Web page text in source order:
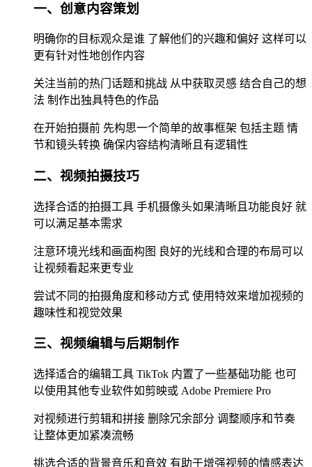
一、创意内容策划
明确你的目标观众是谁 了解他们的兴趣和偏好 这样可以
更有针对性地创作内容
关注当前的热门话题和挑战 从中获取灵感 结合自己的想
法 制作出独具特色的作品
在开始拍摄前 先构思一个简单的故事框架 包括主题 情
节和镜头转换 确保内容结构清晰且有逻辑性
二、视频拍摄技巧
选择合适的拍摄工具 手机摄像头如果清晰且功能良好 就
可以满足基本需求
注意环境光线和画面构图 良好的光线和合理的布局可以
让视频看起来更专业
尝试不同的拍摄角度和移动方式 使用特效来增加视频的
趣味性和视觉效果
三、视频编辑与后期制作
选择适合的编辑工具 TikTok 内置了一些基础功能 也可
以使用其他专业软件如剪映或 Adobe Premiere Pro
对视频进行剪辑和拼接 删除冗余部分 调整顺序和节奏
让整体更加紧凑流畅
挑选合适的背景音乐和音效 有助于增强视频的情感表达